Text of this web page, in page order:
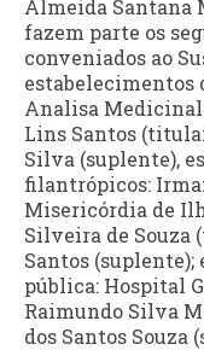
Almeida Santana
fazem parte os
conveniados ao
estabelecimentos
Analisa Medicinal
Lins Santos
Silva (suplente),
filantrópicos:
Misericórdia de
Silveira de Souza
Santos (suplente);
pública: Hospital
Raimundo Silva
dos Santos Souza